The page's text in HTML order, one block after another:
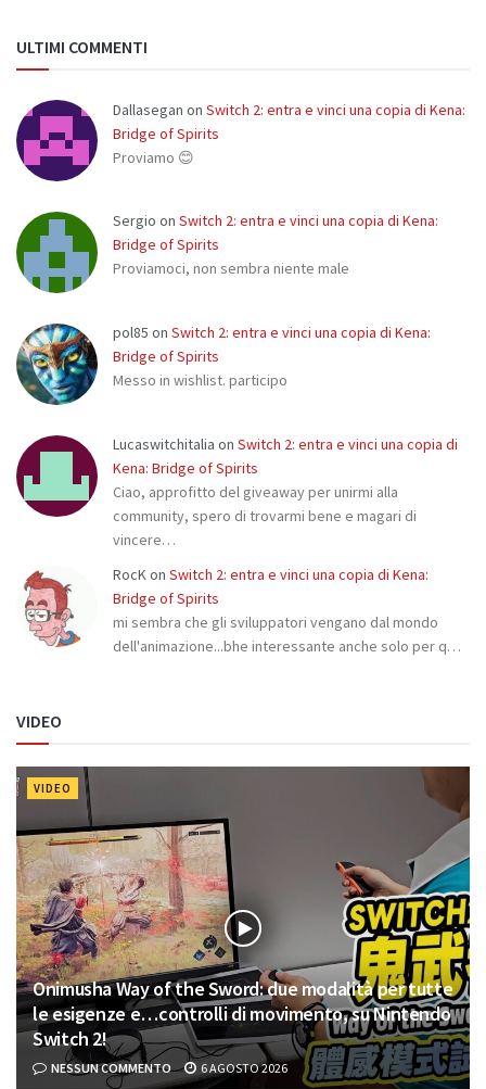
ULTIMI COMMENTI
Dallasegan on Switch 2: entra e vinci una copia di Kena:
Bridge of Spirits
Proviamo 😊
Sergio on Switch 2: entra e vinci una copia di Kena:
Bridge of Spirits
Proviamoci, non sembra niente male
pol85 on Switch 2: entra e vinci una copia di Kena:
Bridge of Spirits
Messo in wishlist. participo
Lucaswitchitalia on Switch 2: entra e vinci una copia di
Kena: Bridge of Spirits
Ciao, approfitto del giveaway per unirmi alla
community, spero di trovarmi bene e magari di
vincere…
RocKon Switch 2: entra e vinci una copia di Kena:
Bridge of Spirits
mi sembra che gli sviluppatori vengano dal mondo
dell'animazione...bhe interessante anche solo per q…
VIDEO
VIDEO
Onimusha Way of the Sword: due modalità per tutte
le esigenze e…controlli di movimento, su Nintendo
Switch 2!
NESSUN COMMENTO 6 AGOSTO 2026